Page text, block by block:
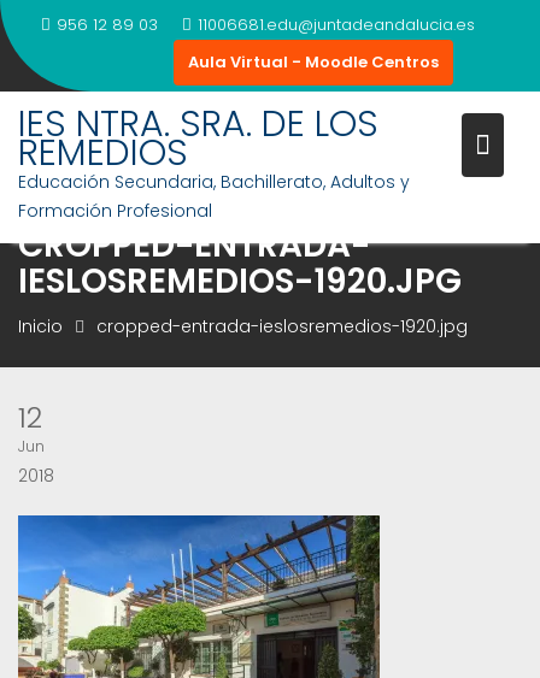
Saltar
al
contenido
956 12 89 03
11006681.edu@juntadeandalucia.es
Aula Virtual - Moodle Centros
IES NTRA. SRA. DE LOS
REMEDIOS
Educación Secundaria, Bachillerato, Adultos y
Formación Profesional
CROPPED-ENTRADA-
IESLOSREMEDIOS-1920.JPG
Inicio cropped-entrada-ieslosremedios-1920.jpg
12
Jun
2018